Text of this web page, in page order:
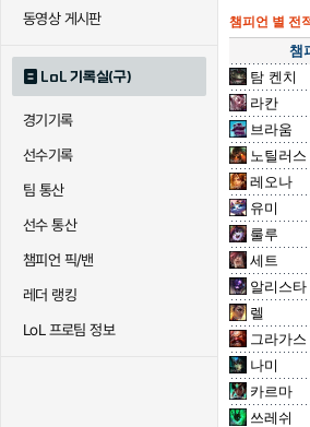
동영상 게시판
LoL 기록실(구)
경기기록
선수기록
팀 통산
선수 통산
챔피언 픽/밴
레더 랭킹
LoL 프로팀 정보
챔피언 별 전
챔
탐 켄치
라칸
브라움
노틸러스
레오나
유미
룰루
세트
알리스타
렐
그라가스
나미
카르마
쓰레쉬